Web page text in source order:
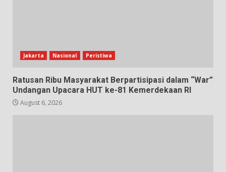
Jakarta Nasional Peristiwa
Ratusan Ribu Masyarakat Berpartisipasi dalam “War”
Undangan Upacara HUT ke-81 Kemerdekaan RI
August 6, 2026